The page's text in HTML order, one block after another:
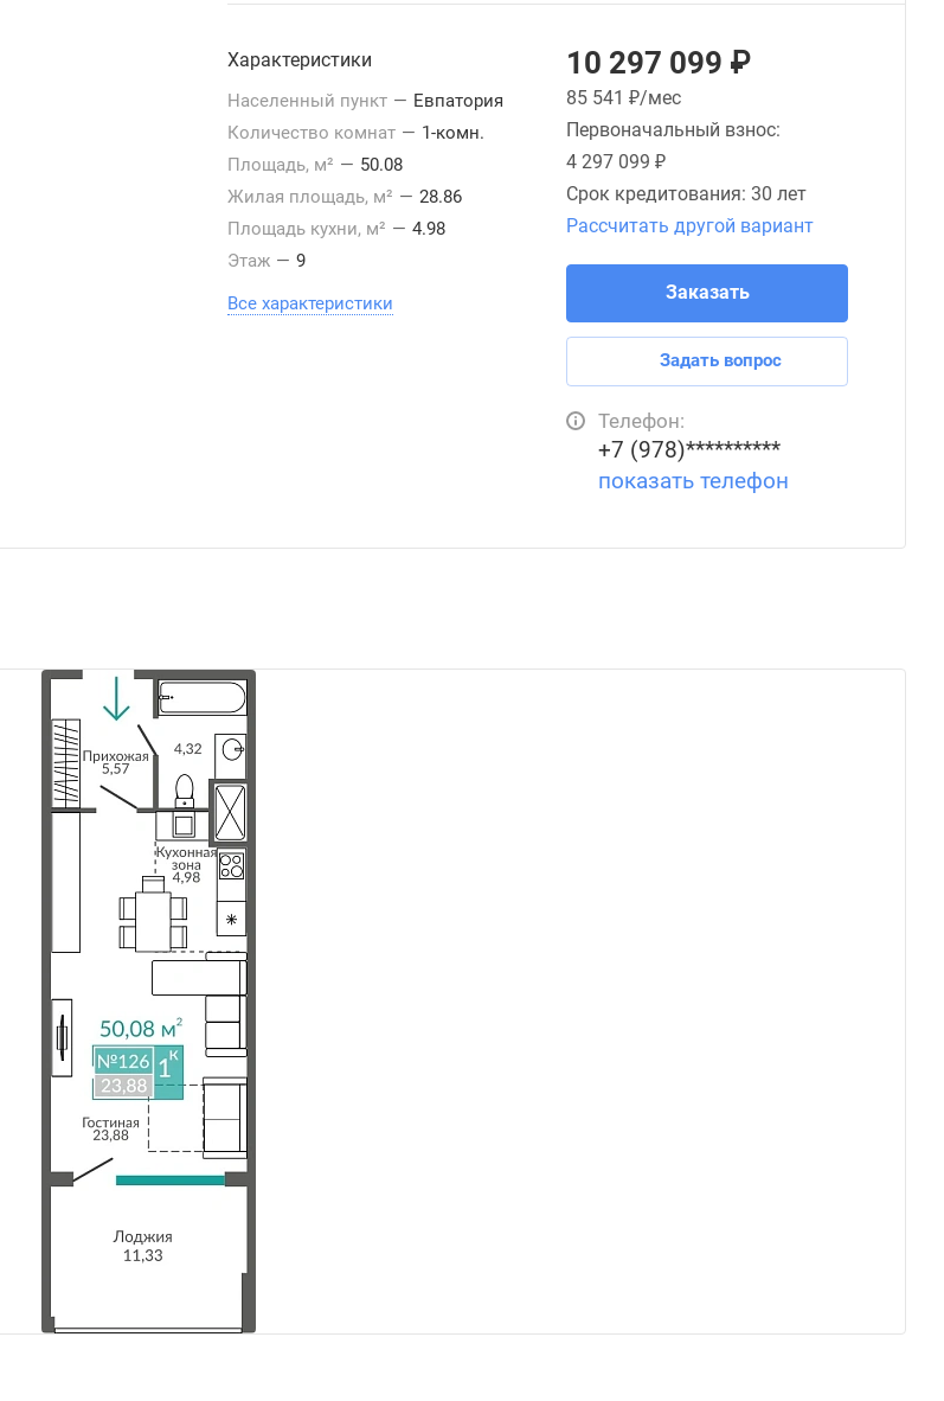
Характеристики
Населенный пункт — Евпатория
Количество комнат — 1-комн.
Площадь, м² — 50.08
Жилая площадь, м² — 28.86
Площадь кухни, м² — 4.98
Этаж — 9
Все характеристики
10 297 099 ₽
85 541 ₽/мес
Первоначальный взнос:
4 297 099 ₽
Срок кредитования: 30 лет
Рассчитать другой вариант
Заказать
Задать вопрос
Телефон:
+7 (978)**********
показать телефон